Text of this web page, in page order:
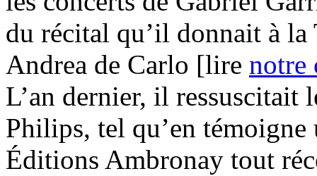
du récital qu’il donnait à
Andrea de Carlo [lire notre
L’an dernier, il ressuscitait
Philips, tel qu’en
Éditions Ambronay tout